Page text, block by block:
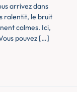
arrivez dans
ralentit, le bruit
calmes. Ici,
pouvez […]